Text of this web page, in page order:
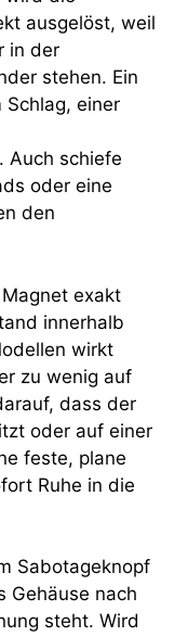
ausgelöst, weil
in der
stehen. Ein
Schlag, einer
Auch schiefe
oder eine
den
exakt
innerhalb
wirkt
zu wenig auf
dass der
oder auf einer
feste, plane
Ruhe in die
Sabotageknopf
Gehäuse nach
steht. Wird